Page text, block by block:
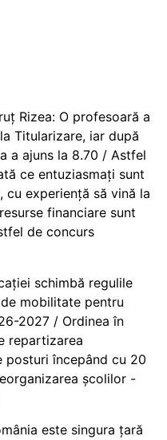
Rizea: O profesoară a
Titularizare, iar după
a ajuns la 8.70 / Astfel
ce entuziasmați sunt
cu experiență să vină la
financiare sunt
de concurs
schimbă regulile
mobilitate pentru
2027 / Ordinea în
repartizarea
posturi începând cu 20
școlilor -
este singura țară